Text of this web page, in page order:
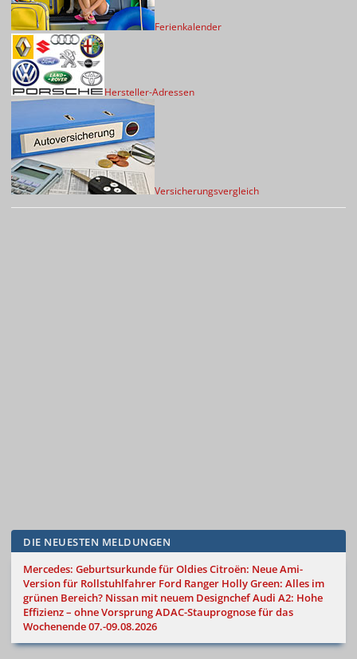
Ferienkalender
Hersteller-Adressen
Versicherungsvergleich
DIE NEUESTEN MELDUNGEN
Mercedes: Geburtsurkunde für OldiesCitroën: Neue Ami-
Version für Rollstuhlfahrer Ford Ranger Holly Green: Alles im
grünen Bereich? Nissan mit neuem DesignchefAudi A2: Hohe
Effizienz – ohne VorsprungADAC-Stauprognose für das
Wochenende 07.-09.08.2026